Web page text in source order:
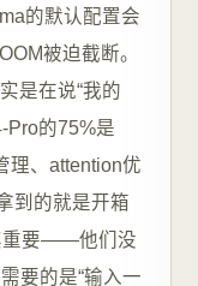
的默认配置会
被迫截断。
是在说“我的
Pro的75%是
理、attention优
到的就是开箱
重要——他们没
要的是“输入一